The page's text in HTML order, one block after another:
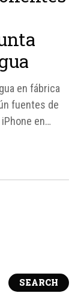
en fábrica
fuentes de
en
agua
SEARCH